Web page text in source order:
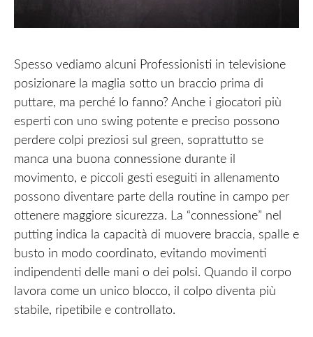
Spesso vediamo alcuni Professionisti in televisione
posizionare la maglia sotto un braccio prima di
puttare, ma perché lo fanno? Anche i giocatori più
esperti con uno swing potente e preciso possono
perdere colpi preziosi sul green, soprattutto se
manca una buona connessione durante il
movimento, e piccoli gesti eseguiti in allenamento
possono diventare parte della routine in campo per
ottenere maggiore sicurezza. La “connessione” nel
putting indica la capacità di muovere braccia, spalle e
busto in modo coordinato, evitando movimenti
indipendenti delle mani o dei polsi. Quando il corpo
lavora come un unico blocco, il colpo diventa più
stabile, ripetibile e controllato.